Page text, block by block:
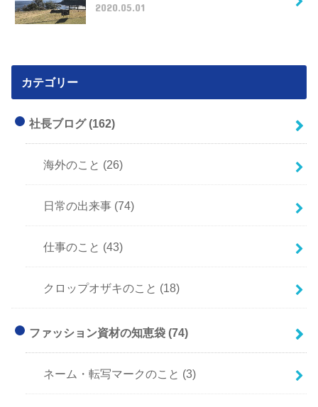
2020.05.01
カテゴリー
社長ブログ(162)
海外のこと (26)
日常の出来事 (74)
仕事のこと (43)
クロップオザキのこと (18)
ファッション資材の知恵袋(74)
ネーム・転写マークのこと (3)